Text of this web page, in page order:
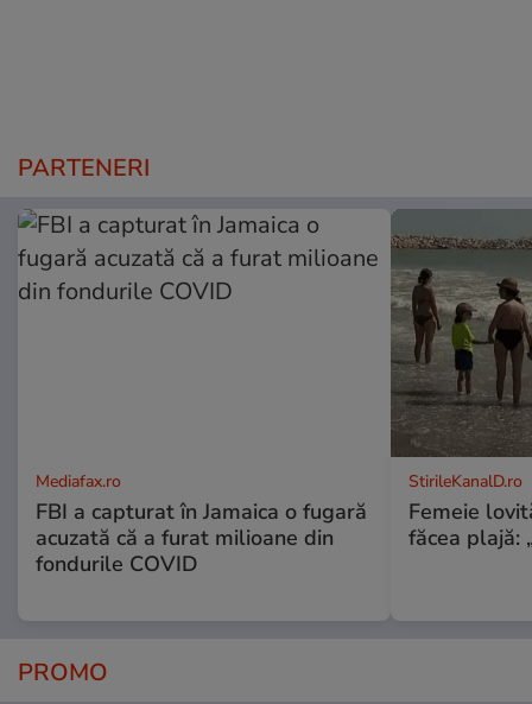
PARTENERI
Mediafax.ro
FBI a capturat în Jamaica o fugară
acuzată că a furat milioane din
fondurile COVID
StirileKanalD.ro
Femeie
făcea plajă:
PROMO